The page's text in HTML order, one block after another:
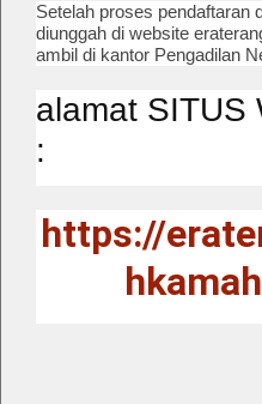
Setelah proses pendaftaran
diunggah di website
ambil di kantor Pengadilan
alamat SITUS
:
https://